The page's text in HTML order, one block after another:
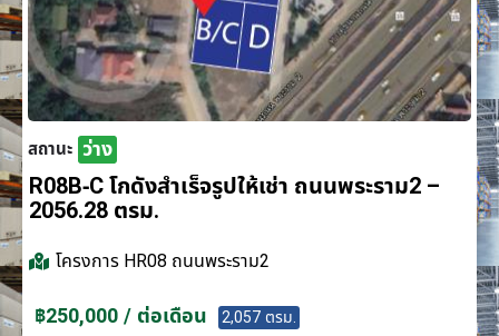
สถานะ ว่าง
R08B-C โกดังสำเร็จรูปให้เช่า ถนนพระราม2 –
2056.28 ตรม.
โครงการ HR08 ถนนพระราม2
฿250,000 / ต่อเดือน 2,057 ตรม.